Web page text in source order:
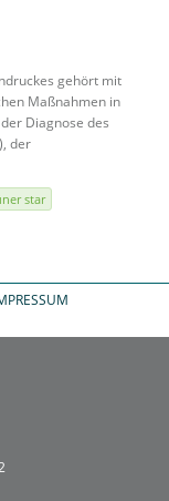
gehört mit
Maßnahmen in
Diagnose des
der
star